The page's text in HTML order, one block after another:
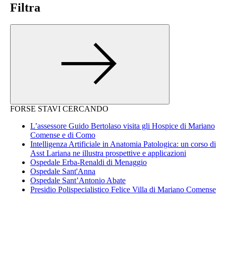
Filtra
FORSE STAVI CERCANDO
L’assessore Guido Bertolaso visita gli Hospice di Mariano
Comense e di Como
Intelligenza Artificiale in Anatomia Patologica: un corso di
Asst Lariana ne illustra prospettive e applicazioni
Ospedale Erba-Renaldi di Menaggio
Ospedale Sant'Anna
Ospedale Sant’Antonio Abate
Presidio Polispecialistico Felice Villa di Mariano Comense